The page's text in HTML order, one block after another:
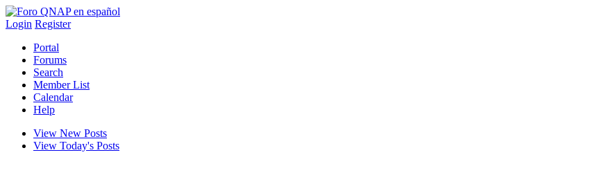
Login Register
Portal
Forums
Search
Member List
Calendar
Help
View New Posts
View Today's Posts